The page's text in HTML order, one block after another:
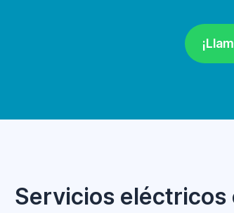
Servicios eléctricos